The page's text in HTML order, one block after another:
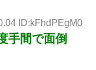
ID:kFhdPEgM0
手間で面倒